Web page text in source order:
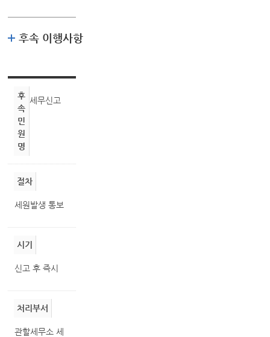
후속 이행사항
후
속
민
원
명
세무신고
절차
세원발생 통보
시기
신고 후 즉시
처리부서
관할세무소 세